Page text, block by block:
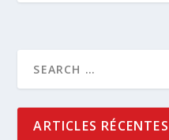
ARTICLES RÉCENTES